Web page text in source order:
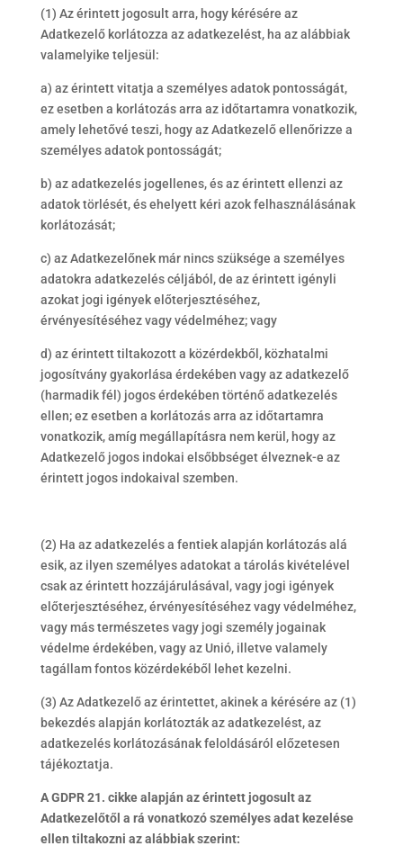
(1) Az érintett jogosult arra, hogy kérésére az
Adatkezelő korlátozza az adatkezelést, ha az alábbiak
valamelyike teljesül:
a) az érintett vitatja a személyes adatok pontosságát,
ez esetben a korlátozás arra az időtartamra vonatkozik,
amely lehetővé teszi, hogy az Adatkezelő ellenőrizze a
személyes adatok pontosságát;
b) az adatkezelés jogellenes, és az érintett ellenzi az
adatok törlését, és ehelyett kéri azok felhasználásának
korlátozását;
c) az Adatkezelőnek már nincs szüksége a személyes
adatokra adatkezelés céljából, de az érintett igényli
azokat jogi igények előterjesztéséhez,
érvényesítéséhez vagy védelméhez; vagy
d) az érintett tiltakozott a közérdekből, közhatalmi
jogosítvány gyakorlása érdekében vagy az adatkezelő
(harmadik fél) jogos érdekében történő adatkezelés
ellen; ez esetben a korlátozás arra az időtartamra
vonatkozik, amíg megállapításra nem kerül, hogy az
Adatkezelő jogos indokai elsőbbséget élveznek-e az
érintett jogos indokaival szemben.
(2) Ha az adatkezelés a fentiek alapján korlátozás alá
esik, az ilyen személyes adatokat a tárolás kivételével
csak az érintett hozzájárulásával, vagy jogi igények
előterjesztéséhez, érvényesítéséhez vagy védelméhez,
vagy más természetes vagy jogi személy jogainak
védelme érdekében, vagy az Unió, illetve valamely
tagállam fontos közérdekéből lehet kezelni.
(3) Az Adatkezelő az érintettet, akinek a kérésére az (1)
bekezdés alapján korlátozták az adatkezelést, az
adatkezelés korlátozásának feloldásáról előzetesen
tájékoztatja.
A GDPR 21. cikke alapján az érintett jogosult az
Adatkezelőtől a rá vonatkozó személyes adat kezelése
ellen tiltakozni az alábbiak szerint: